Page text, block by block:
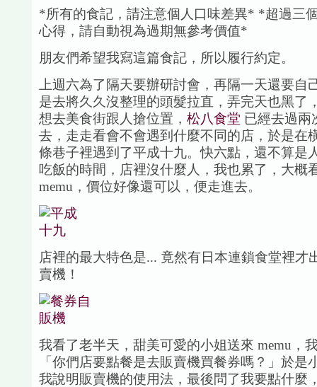
*所有的食記，請注意個人口味差異* *超過三
心得，請自動視為過期無參考價值*
朋友們希望我寫這篇食記，所以履行約定。
上週六為了隔天要辦研討會，再隔一天還要自
是去將久久沒整理的頭髮拉直，弄完天也黑了
想去美食街跟人搶位置， 松八食堂 已經去過兩
去，走走看會不會遇到什麼不同的店，於是在
條巷子裡遇到了平成十九。快六點，還不算是
吃飯的時間，店裡沒什麼人，我也累了，大概
memu，價位好像還可以，便走進去。
店裡的最大特色是... 竟然有日本連鎖食堂裡才
賣機！
我看了老半天，甜美可愛的小姐送來 memu，
「你們店要點餐是去販賣機買餐券嗎？」於是
我說明販賣機的使用法，最後問了我要點什麼